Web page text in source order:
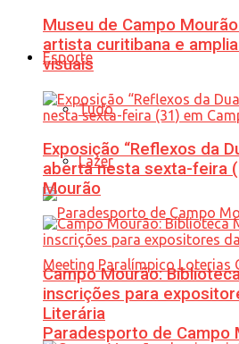
Esporte
Tudo
Lazer
Paradesporto de Campo
Museu de Campo
artista curitibana e
visuais
Exposição “Reflexos da
aberta nesta sexta-feira
Mourão
Campo Mourão:
inscrições para
Literária